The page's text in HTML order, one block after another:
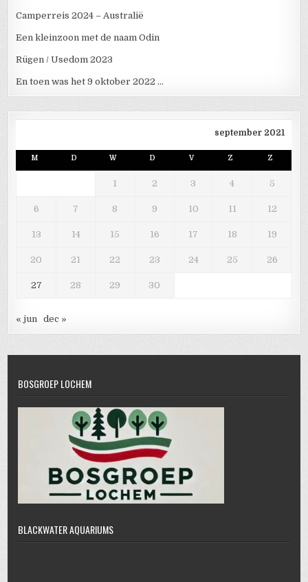
Camperreis 2024 – Australië
Een kleinzoon met de naam Odin
Rügen / Usedom 2023
En toen was het 9 oktober 2022 …
september 2021
M D W D V Z Z
1 2 3 4 5
6 7 8 9 10 11 12
13 14 15 16 17 18 19
20 21 22 23 24 25 26
27 28 29 30
« jun dec »
BOSGROEP LOCHEM
BLACKWATER AQUARIUMS